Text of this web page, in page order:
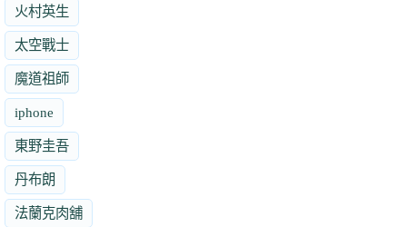
火村英生
太空戰士
魔道祖師
iphone
東野圭吾
丹布朗
法蘭克肉舖